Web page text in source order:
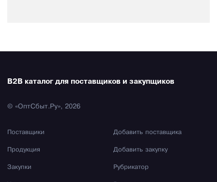
B2B каталог для поставщиков и закупщиков
© «ОптСбыт.Ру», 2026
Поставщики
Продукция
Закупки
Добавить поставщика
Добавить закупку
Рубрикатор